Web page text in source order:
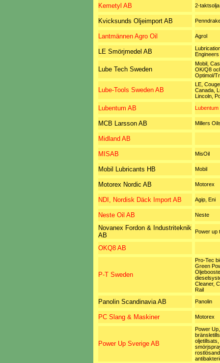
Kemetyl AB 2-taktsolja
Kvicksunds Oljeimport AB
Lantmännen Agro Oil Agrol
LE Smörjmedel AB
Engineers
Lube Tech Sweden
Mobil,
OK/Q8
Optimol/
Lube-Tools Sweden AB
LE,
Canada,
Lincoln,
Lubentum AB Lubentum
MCB Larsson AB Millers
Midland AB
MISAB MisOil
Mobil Lubricants HB Mobil
Motorex Nordic AB Motorex
NDI, Nordisk Däck Import AB Agip, Eni
Neste Oil AB Neste
Novanex Fordon & Industriteknik
AB
Power up
OKQ8 AB
P-T Sweden
Pro-Tec
Green
Cleaner,
Rail
Panolin Scandinavia AB Panolin
PC Slang & Maskiner Motorex
Power Up Sverige AB
Power
oljetillsats,